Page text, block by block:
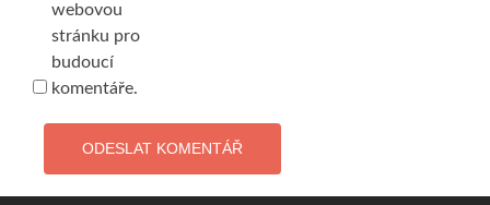
webovou
stránku pro
budoucí
komentáře.